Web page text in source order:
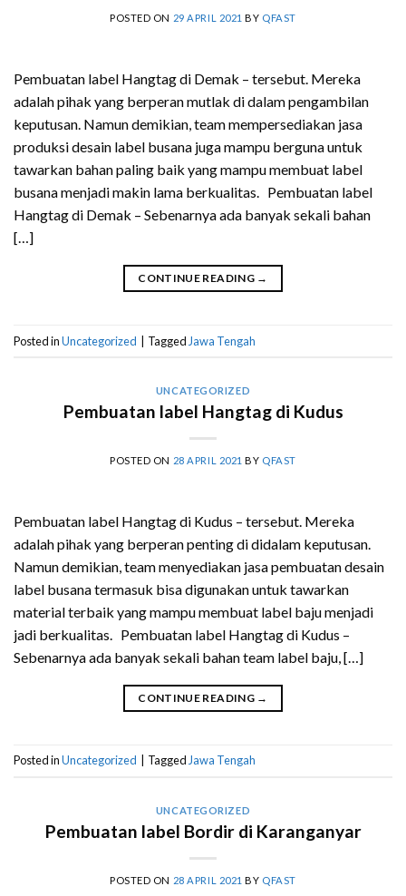
POSTED ON 29 APRIL 2021 BY QFAST
Pembuatan label Hangtag di Demak – tersebut. Mereka
adalah pihak yang berperan mutlak di dalam pengambilan
keputusan. Namun demikian, team mempersediakan jasa
produksi desain label busana juga mampu berguna untuk
tawarkan bahan paling baik yang mampu membuat label
busana menjadi makin lama berkualitas. Pembuatan label
Hangtag di Demak – Sebenarnya ada banyak sekali bahan
[…]
CONTINUE READING →
Posted inUncategorized Tagged Jawa Tengah
UNCATEGORIZED
Pembuatan label Hangtag di Kudus
POSTED ON 28 APRIL 2021 BY QFAST
Pembuatan label Hangtag di Kudus – tersebut. Mereka
adalah pihak yang berperan penting di didalam keputusan.
Namun demikian, team menyediakan jasa pembuatan desain
label busana termasuk bisa digunakan untuk tawarkan
material terbaik yang mampu membuat label baju menjadi
jadi berkualitas. Pembuatan label Hangtag di Kudus –
Sebenarnya ada banyak sekali bahan team label baju, […]
CONTINUE READING →
Posted inUncategorized TaggedJawa Tengah
UNCATEGORIZED
Pembuatan label Bordir di Karanganyar
POSTED ON 28 APRIL 2021 BY QFAST